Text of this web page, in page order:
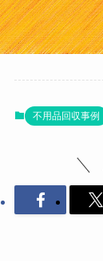
不用品回収事例